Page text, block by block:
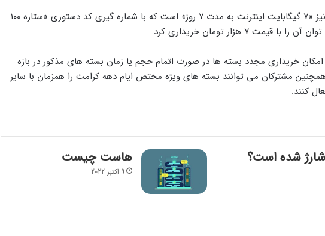
بسته ویژه مشترکان انارستان نیز «۷ گیگابایت اینترنت به مدت ۷ روز» است که با شماره گیری کد دستوری «ستاره ۱۰۰
خریداری مجدد بسته ها در صورت اتمام حجم یا زمان بسته های مذکور در بازه
مشترکان می توانند بسته های ویژه مختص ایام دهه کرامت را همزمان با سایر
کنند.
شده است؟ هاست چیست
9 اکتبر 2022